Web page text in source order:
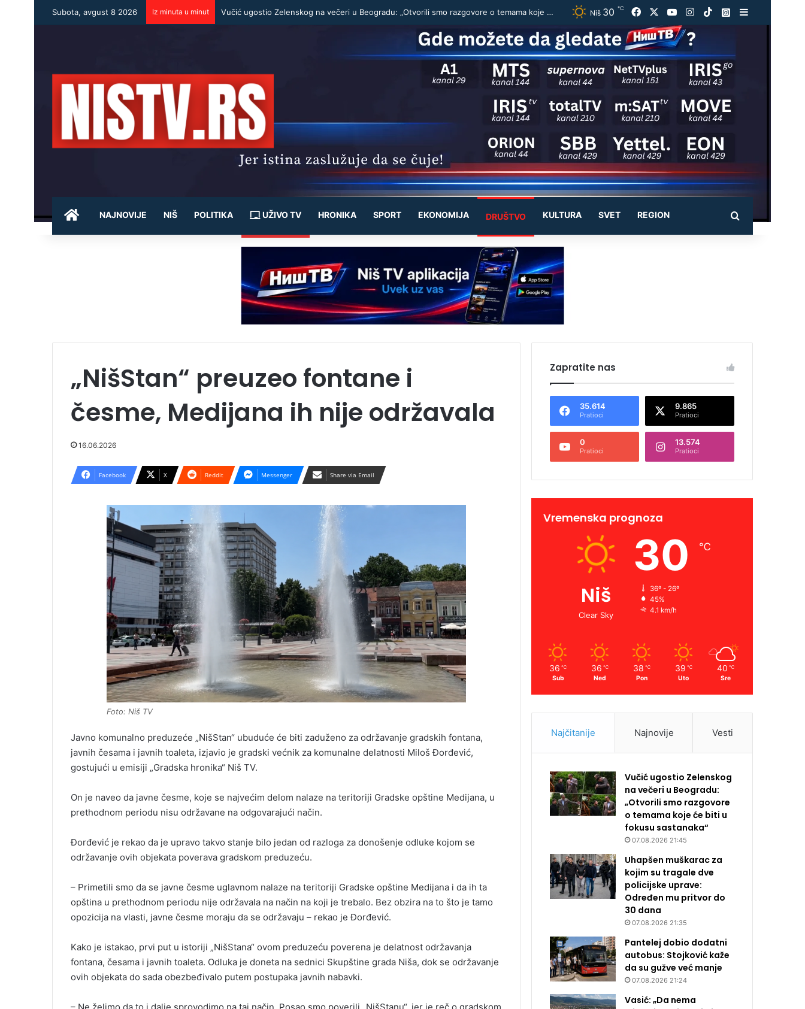
Subota, avgust 8 2026 Iz minuta u minut Vučić ugostio Zelenskog na večeri u Beogradu: „Otvorili smo razgovore o temama koje će biti u fokusu sastanaka“ Niš 30 ℃ Facebook YouTubeInstagram
TikTokInstagram
POČETNA
NAJNOVIJE NIŠ POLITIKA UŽIVO TV HRONIKA SPORT EKONOMIJA DRUŠTVO KULTURA SVET REGION Pretraži
„NišStan“ preuzeo fontane i
česme, Medijana ih nije održavala
16.06.2026
Facebook X Reddit Messenger Share via Email
Foto: Niš TV
Javno komunalno preduzeće „NišStan“ ubuduće će biti zaduženo za održavanje gradskih fontana,
javnih česama i javnih toaleta, izjavio je gradski većnik za komunalne delatnosti Miloš Đorđević,
gostujući u emisiji „Gradska hronika“ Niš TV.
On je naveo da javne česme, koje se najvećim delom nalaze na teritoriji Gradske opštine Medijana, u
prethodnom periodu nisu održavane na odgovarajući način.
Đorđević je rekao da je upravo takvo stanje bilo jedan od razloga za donošenje odluke kojom se
održavanje ovih objekata poverava gradskom preduzeću.
– Primetili smo da se javne česme uglavnom nalaze na teritoriji Gradske opštine Medijana i da ih ta
opština u prethodnom periodu nije održavala na način na koji je trebalo. Bez obzira na to što je tamo
opozicija na vlasti, javne česme moraju da se održavaju – rekao je Đorđević.
Kako je istakao, prvi put u istoriji „NišStana“ ovom preduzeću poverena je delatnost održavanja
fontana, česama i javnih toaleta. Odluka je doneta na sednici Skupštine grada Niša, dok se održavanje
ovih objekata do sada obezbeđivalo putem postupaka javnih nabavki.
Zapratite nas
35.614
Pratioci
9.865
Pratioci
0
Pratioci
13.574
Pratioci
Vremenska prognoza
Niš
Clear Sky
30 ℃
36º - 26º
45%
4.1 km/h
36 ℃
Sub
36 ℃
Ned
38 ℃
Pon
39 ℃
Uto
40 ℃
Sre
Najčitanije Najnovije Vesti
Vučić ugostio Zelenskog
na večeri u Beogradu:
„Otvorili smo razgovore
o temama koje će biti u
fokusu sastanaka“
07.08.2026 21:45
Uhapšen muškarac za
kojim su tragale dve
policijske uprave:
Određen mu pritvor do
30 dana
07.08.2026 21:35
Pantelej dobio dodatni
autobus: Stojković kaže
da su gužve već manje
07.08.2026 21:24
Vasić: „Da nema